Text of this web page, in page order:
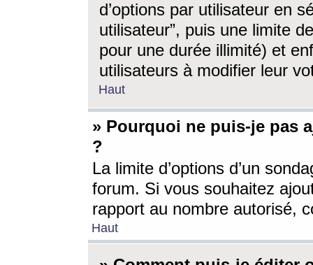
d’options par utilisateur en
utilisateur”, puis une limite
pour une durée illimité) et
utilisateurs à modifier leur
Haut
» Pourquoi ne puis-je pas
?
La limite d’options d’un
forum. Si vous souhaitez
rapport au nombre autorisé,
Haut